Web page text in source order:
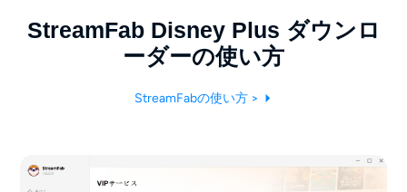
StreamFab Disney Plus ダウンロ
ーダーの使い方
StreamFabの使い方 >